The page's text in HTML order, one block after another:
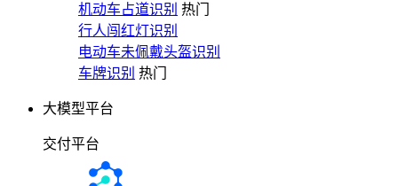
机动车占道识别 热门
行人闯红灯识别
电动车未佩戴头盔识别
车牌识别 热门
大模型平台
交付平台